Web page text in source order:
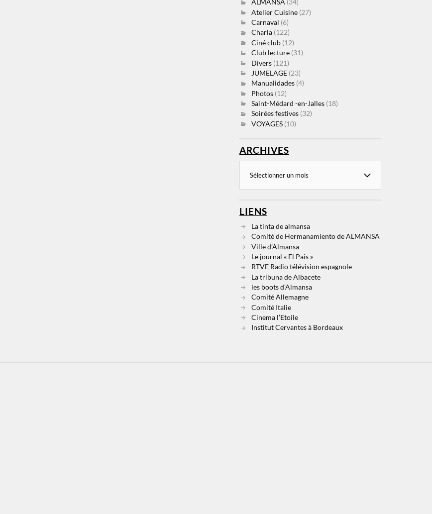
ALMANSA (34)
Atelier Cuisine (27)
Carnaval (6)
Charla (122)
Ciné club (12)
Club lecture (31)
Divers (121)
JUMELAGE (23)
Manualidades (4)
Photos (12)
Saint-Médard -en-Jalles (18)
Soirées festives (32)
VOYAGES (10)
ARCHIVES
LIENS
La tinta de almansa
Comité de Hermanamiento de ALMANSA
Ville d’Almansa
Le journal « El Pais »
RTVE Radio télévision espagnole
La tribuna de Albacete
les boots d’Almansa
Comité Allemagne
Comité Italie
Cinema l’Etoile
Institut Cervantes à Bordeaux